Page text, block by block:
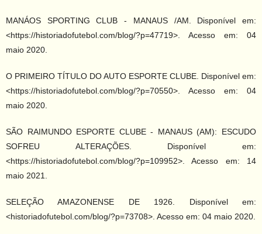
MANÁOS SPORTING CLUB - MANAUS /AM. Disponível em:
<https://historiadofutebol.com/blog/?p=47719>. Acesso em: 04
maio 2020.
O PRIMEIRO TÍTULO DO AUTO ESPORTE CLUBE. Disponível em:
<https://historiadofutebol.com/blog/?p=70550>. Acesso em: 04
maio 2020.
SÃO RAIMUNDO ESPORTE CLUBE - MANAUS (AM): ESCUDO
SOFREU ALTERAÇÕES. Disponível em:
<https://historiadofutebol.com/blog/?p=109952>. Acesso em: 14
maio 2021.
SELEÇÃO AMAZONENSE DE 1926. Disponível em:
<historiadofutebol.com/blog/?p=73708>. Acesso em: 04 maio 2020.